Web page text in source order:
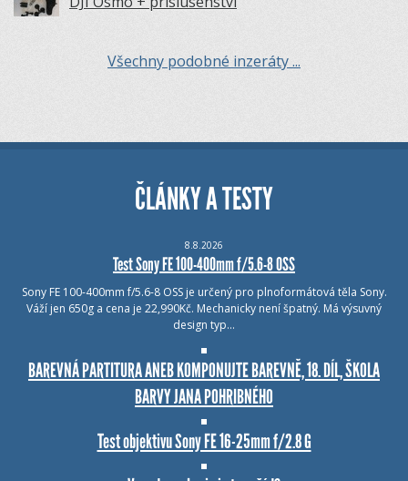
Všechny podobné inzeráty ...
ČLÁNKY A TESTY
8.8.2026
Test Sony FE 100-400mm f/5.6-8 OSS
Sony FE 100-400mm f/5.6-8 OSS je určený pro plnoformátová těla Sony.
Váží jen 650g a cena je 22,990Kč. Mechanicky není špatný. Má výsuvný
design typ…
BAREVNÁ PARTITURA ANEB KOMPONUJTE BAREVNĚ, 18. DÍL, ŠKOLA
BARVY JANA POHRIBNÉHO
Test objektivu Sony FE 16-25mm f/2.8 G